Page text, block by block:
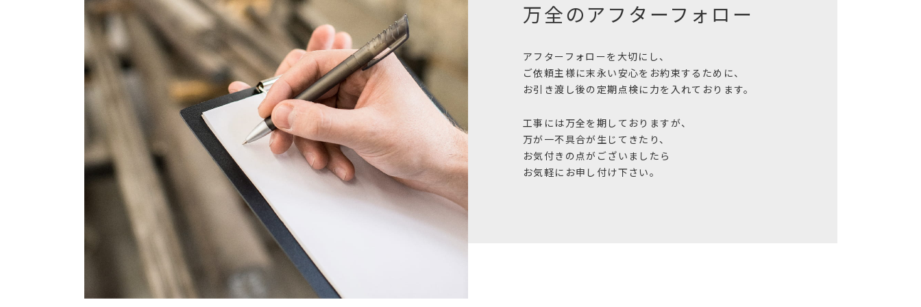
万全のアフター フォロー
アフターフォローを大切にし、
ご依頼主様に末永い安心をお約束するために、
お引き渡し後の定期点検に力を入れております。
工事には万全を期しておりますが、
万が一不具合が生じてきたり、
お気付きの点がございましたら
お気軽にお申し付け下さい。